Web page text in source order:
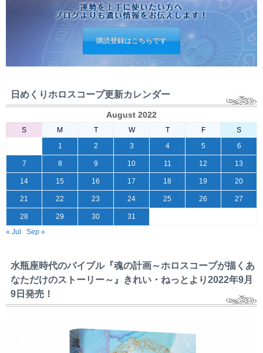
購読登録はこちらです
日めくりホロスコープ更新カレンダー
August 2022
S M T W T F
S
1
2 3 4 5 6
7 8 9 10 11 12 13
14 15 16 17 18 19 20
21 22 23 24 25 26 27
28 29 30
31
« Jul
Sep »
水瓶座時代のバイブル『魂の計画～ホロスコープが描くあ
なただけのストーリー～』きれい・ねっとより2022年9月
9日発売！